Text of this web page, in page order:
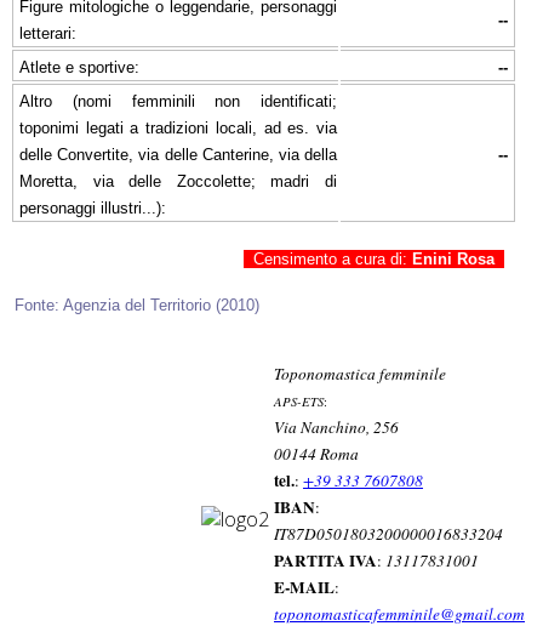
Figure mitologiche o leggendarie, personaggi
letterari:
--
Atlete e sportive:
--
Altro (nomi femminili non identificati;
toponimi legati a tradizioni locali, ad es. via
delle Convertite, via delle Canterine, via della
Moretta, via delle Zoccolette; madri di
personaggi illustri...):
--
Censimento a cura di: Enini Rosa
Fonte: Agenzia del Territorio (2010)
Toponomastica femminile
APS-ETS:
Via Nanchino, 256
00144 Roma
tel.: +39 333 7607808
IBAN:
IT87D0501803200000016833204
PARTITA IVA: 13117831001
E-MAIL:
toponomasticafemminile@gmail.com